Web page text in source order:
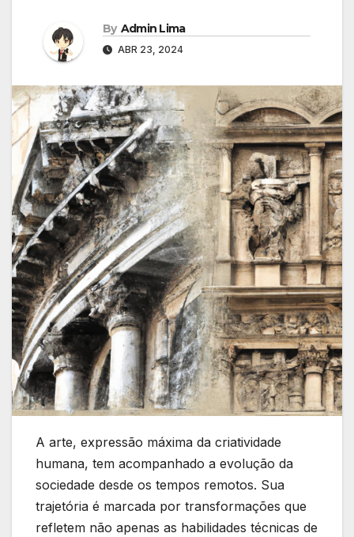
By Admin Lima
ABR 23, 2024
A arte, expressão máxima da criatividade
humana, tem acompanhado a evolução ⁢da
sociedade ⁤desde os tempos remotos.‍ Sua
trajetória é ⁤marcada​ por⁣ transformações que
refletem não apenas as habilidades técnicas de